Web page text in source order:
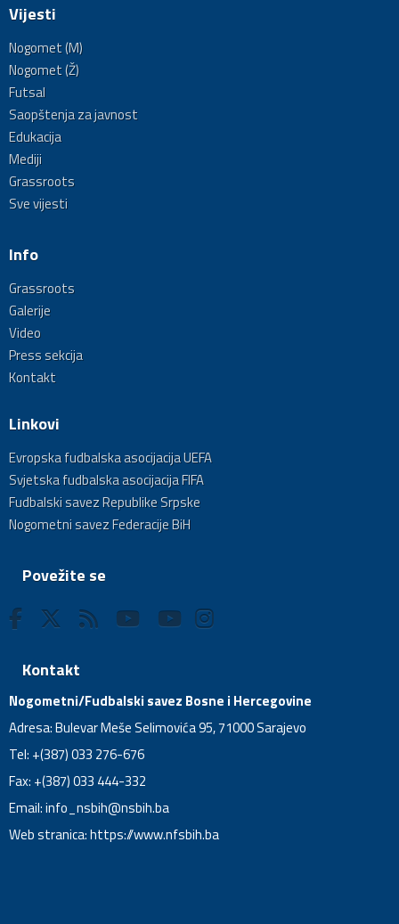
Vijesti
Nogomet (M)
Nogomet (Ž)
Futsal
Saopštenja za javnost
Edukacija
Mediji
Grassroots
Sve vijesti
Info
Grassroots
Galerije
Video
Press sekcija
Kontakt
Linkovi
Evropska fudbalska asocijacija UEFA
Svjetska fudbalska asocijacija FIFA
Fudbalski savez Republike Srpske
Nogometni savez Federacije BiH
Povežite se
Kontakt
Nogometni/Fudbalski savez Bosne i Hercegovine
Adresa: Bulevar Meše Selimovića 95, 71000 Sarajevo
Tel: +(387) 033 276-676
Fax: +(387) 033 444-332
Email:info_nsbih@nsbih.ba
Web stranica: https://www.nfsbih.ba